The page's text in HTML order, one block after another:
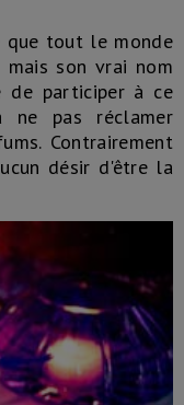
que tout le monde
mais son vrai nom
de participer à ce
ne pas réclamer
Contrairement
désir d'être la